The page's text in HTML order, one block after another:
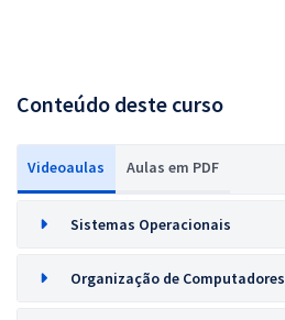
Conteúdo deste curso
Videoaulas Aulas em PDF
Sistemas Operacionais
Organização de Computadores